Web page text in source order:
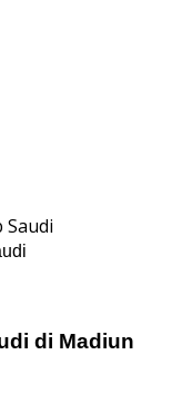
di Madiun